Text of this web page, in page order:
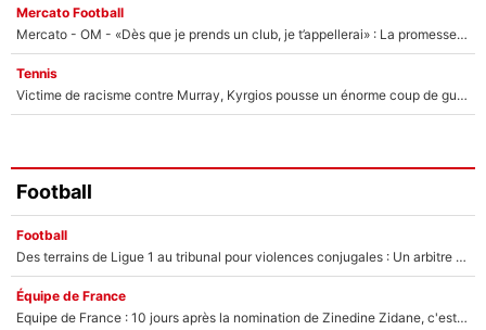
Mercato Football
Mercato - OM - «Dès que je prends un club, je t’appellerai» : La promesse de Marcelino au moment de claquer la porte
Tennis
Victime de racisme contre Murray, Kyrgios pousse un énorme coup de gueule !
Football
Football
Des terrains de Ligue 1 au tribunal pour violences conjugales : Un arbitre français encourt une peine de 18 mois de prison !
Équipe de France
Equipe de France : 10 jours après la nomination de Zinedine Zidane, c'est au tour de son fils de prendre un nouveau départ !